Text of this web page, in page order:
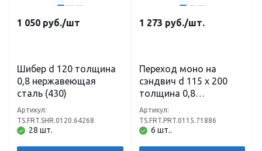
1 050 руб./шт
Шибер d 120 толщина
0,8 нержавеющая
сталь (430)
28 шт.
Артикул:
TS.FRT.SHR.0120.64268
1 273 руб./шт.
Переход моно на
сэндвич d 115 х 200
толщина 0,8
нержавеющая сталь
(430) х 0,5
нержавеющая сталь
6 шт..
Артикул:
TS.FRT.PRT.0115.71886